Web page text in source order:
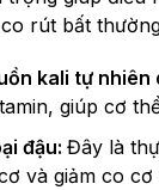
rút bất
kali tự nhiên
giúp cơ
đậu: Đây là
và giảm co